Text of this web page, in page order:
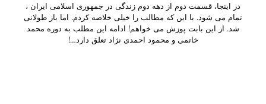
در اینجا، قسمت دوم از دهه دوم زندگی در جمهوری اسلامی ایران ،
تمام می شود. با این که مطالب را خیلی خلاصه کردم. اما باز طولانی
شد. از این بابت پوزش می خواهم! ادامه این مطلب به دوره محمد
خاتمی و محمود احمدی نژاد تعلق دارد…!